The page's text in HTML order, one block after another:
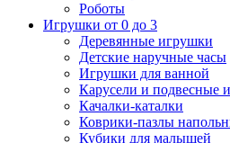
Роботы
Игрушки от 0 до 3
Деревянные игрушки
Детские наручные часы
Игрушки для ванной
Карусели и подвесные
Качалки-каталки
Коврики-пазлы
Кубики для малышей